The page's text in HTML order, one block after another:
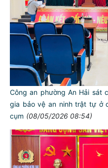
Công an phường An Hải sát
gia bảo vệ an ninh trật tự ở
cụm (08/05/2026 08:54)